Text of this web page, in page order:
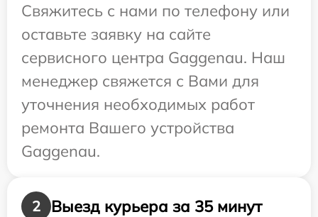
Свяжитесь с нами по телефону или
оставьте заявку на сайте
сервисного центра Gaggenau. Наш
менеджер свяжется с Вами для
уточнения необходимых работ
ремонта Вашего устройства
Gaggenau.
2
Выезд курьера за 35 минут